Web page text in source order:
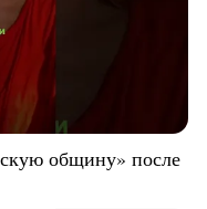
общину» после